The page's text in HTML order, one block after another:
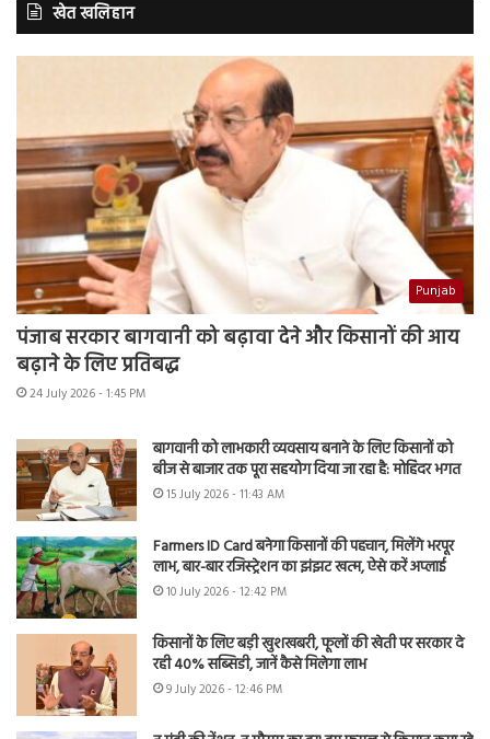
खेत खलिहान
Punjab
पंजाब सरकार बागवानी को बढ़ावा देने और किसानों की आय
बढ़ाने के लिए प्रतिबद्ध
24 July 2026 - 1:45 PM
बागवानी को लाभकारी व्यवसाय बनाने के लिए किसानों को
बीज से बाजार तक पूरा सहयोग दिया जा रहा है: मोहिंदर भगत
15 July 2026 - 11:43 AM
Farmers ID Card बनेगा किसानों की पहचान, मिलेंगे भरपूर
लाभ, बार-बार रजिस्ट्रेशन का झंझट खत्म, ऐसे करें अप्लाई
10 July 2026 - 12:42 PM
किसानों के लिए बड़ी खुशखबरी, फूलों की खेती पर सरकार दे
रही 40% सब्सिडी, जानें कैसे मिलेगा लाभ
9 July 2026 - 12:46 PM